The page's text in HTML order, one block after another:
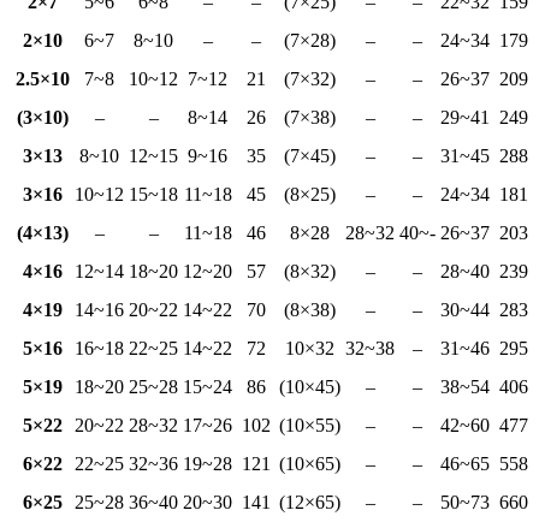
2×10
6~7 8~10 – – (7×28) – – 24~34 179
2.5×10
7~8 10~12 7~12 21 (7×32) – – 26~37 209
(3×10)
– – 8~14 26 (7×38) – – 29~41
249
3×13
8~10 12~15 9~16 35 (7×45) – – 31~45 288
3×16
10~12 15~18 11~18 45 (8×25) – – 24~34 181
(4×13)
– – 11~18 46 8×28 28~32 40~- 26~37 203
4×16
12~14 18~20 12~20 57 (8×32) – – 28~40 239
4×19
14~16 20~22 14~22 70 (8×38) – – 30~44 283
5×16
16~18 22~25 14~22 72 10×32 32~38 – 31~46 295
5×19
18~20 25~28 15~24 86 (10×45) – – 38~54 406
5×22
20~22 28~32 17~26 102 (10×55) – – 42~60 477
6×22
22~25 32~36 19~28 121 (10×65) – – 46~65 558
6×25
25~28 36~40 20~30 141 (12×65) – – 50~73 660